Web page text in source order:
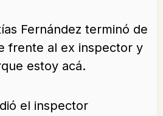
Fernández terminó de
frente al ex inspector y
estoy acá.
el inspector